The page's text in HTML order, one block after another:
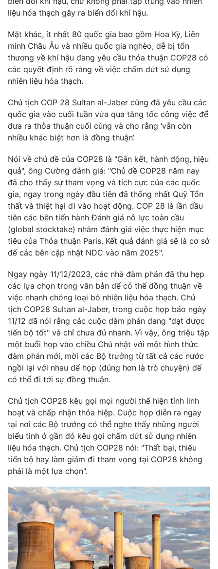
liệu hóa thạch gây ra biến đổi khí hậu.
Mặt khác, ít nhất 80 quốc gia bao gồm Hoa Kỳ, Liên
minh Châu Âu và nhiều quốc gia nghèo, dễ bị tổn
thương về khí hậu đang yêu cầu thỏa thuận COP28 có
các quyết định rõ ràng về việc chấm dứt sử dụng
nhiên liệu hóa thạch.
Chủ tịch COP 28 Sultan al-Jaber cũng đã yêu cầu các
quốc gia vào cuối tuần vừa qua tăng tốc công việc để
đưa ra thỏa thuận cuối cùng và cho rằng ‘vẫn còn
nhiều khác biệt hơn là đồng thuận’.
Nói về chủ đề của COP28 là "Gắn kết, hành động, hiệu
quả", ông Cường đánh giá: "Chủ đề COP28 năm nay
đã cho thấy sự tham vọng và tích cực của các quốc
gia, ngay trong ngày đầu tiên đã thống nhất Quỹ Tổn
thất và thiệt hại đi vào hoạt động. COP 28 là lần đầu
tiên các bên tiến hành Đánh giá nỗ lực toàn cầu
(global stocktake) nhằm đánh giá việc thực hiện mục
tiêu của Thỏa thuận Paris. Kết quả đánh giá sẽ là cơ sở
để các bên cập nhật NDC vào năm 2025".
Ngay ngày 11/12/2023, các nhà đàm phán đã thu hẹp
các lựa chọn trong văn bản để có thể đồng thuận về
việc nhanh chóng loại bỏ nhiên liệu hóa thạch. Chủ
tịch COP28 Sultan al-Jaber, trong cuộc họp báo ngày
11/12 đã nói rằng các cuộc đàm phán đang "đạt được
tiến bộ tốt" và chỉ chưa đủ nhanh. Vì vậy, ông triệu tập
một buổi họp vào chiều Chủ nhật với một hình thức
đàm phán mới, mời các Bộ trưởng từ tất cả các nước
ngồi lại với nhau để họp (đúng hơn là trò chuyện) để
có thể đi tới sự đồng thuận.
Chủ tịch COP28 kêu gọi mọi người thể hiện tính linh
hoạt và chấp nhận thỏa hiệp. Cuộc họp diễn ra ngay
tại nơi các Bộ trưởng có thể nghe thấy những người
biểu tình ở gần đó kêu gọi chấm dứt sử dụng nhiên
liệu hóa thạch. Chủ tịch COP28 nói: "Thất bại, thiếu
tiến bộ hay làm giảm đi tham vọng tại COP28 không
phải là một lựa chọn".